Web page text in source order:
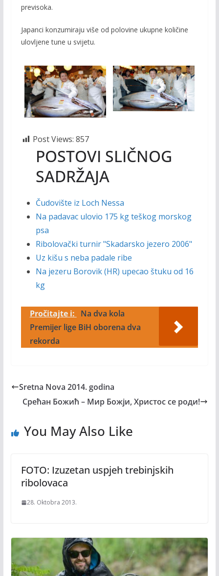
previsoka.
Japanci konzumiraju više od polovine ukupne količine
ulovljene tune u svijetu.
Post Views: 857
POSTOVI SLIČNOG
SADRŽAJA
Čudovište iz Loch Nessa
Na padavac ulovio 175 kg teškog morskog
psa
Ribolovački turnir "Skadarsko jezero 2006"
Uz kišu s neba padale ribe
Na jezeru Borovik (HR) upecao štuku od 16
kg
Pročitajte i:
Na dva kola
Premijer lige BiH oborena dva
rekorda
Sretna Nova 2014. godina
Срећан Божић – Мир Божји, Христос се роди!
You May Also Like
FOTO: Izuzetan uspjeh trebinjskih
ribolovaca
28. Oktobra 2013.